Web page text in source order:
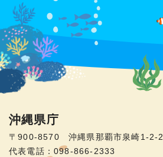
沖縄県庁
〒900-8570 沖縄県那覇市泉崎1-2-2
代表電話：098-866-2333